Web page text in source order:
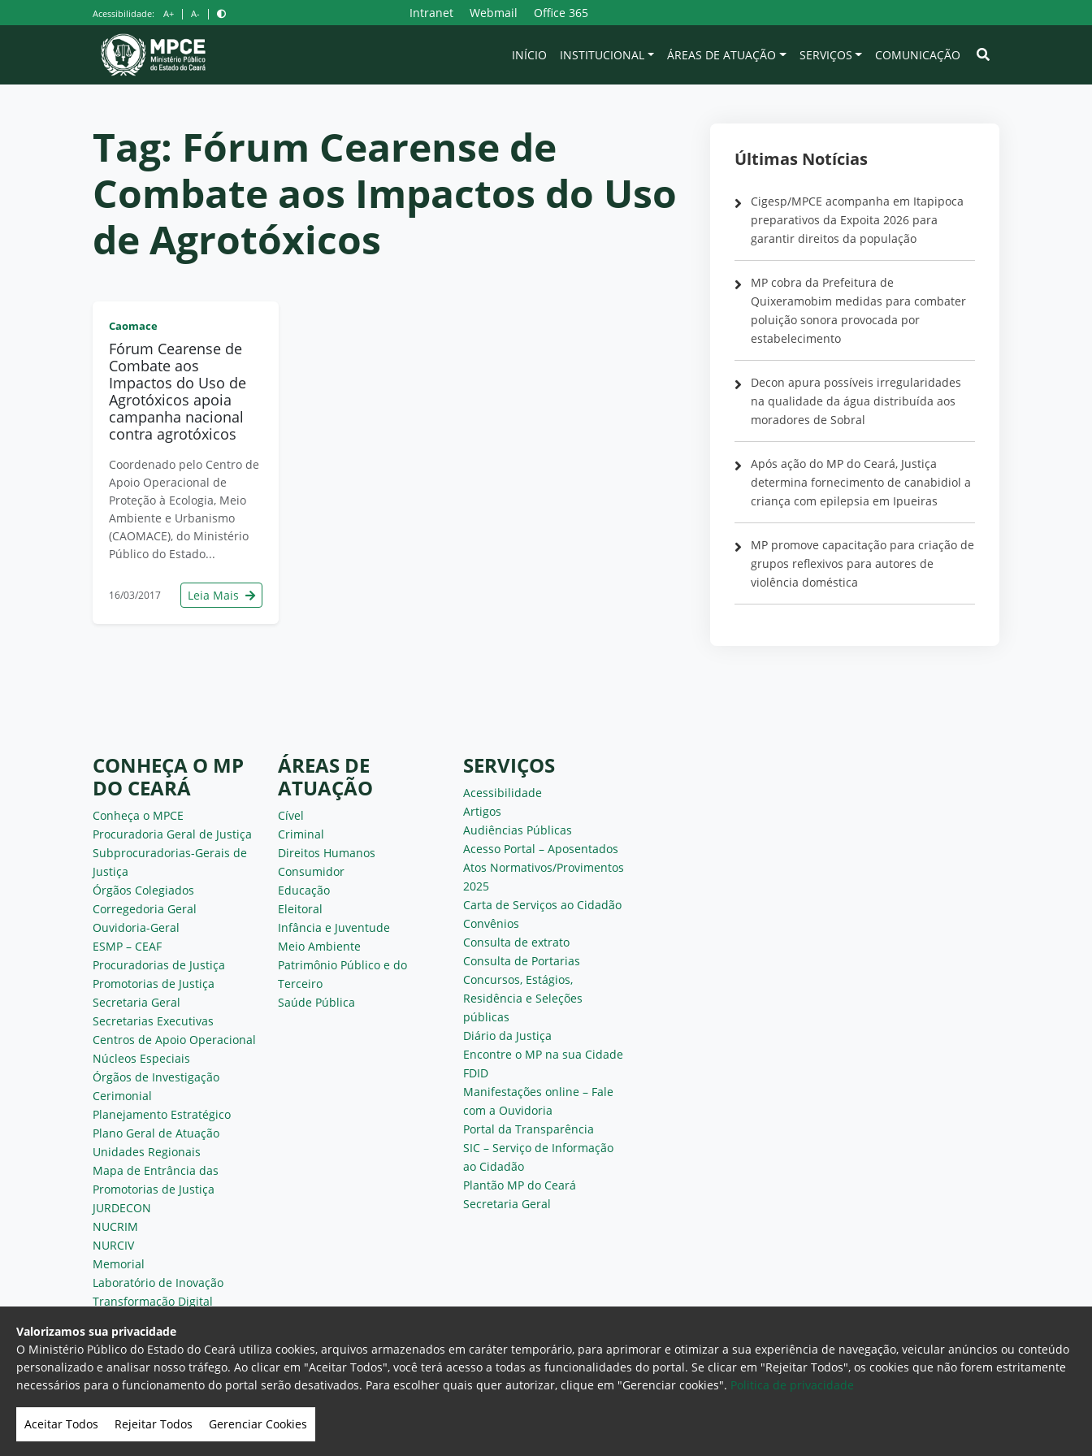
para
Acessibilidade: A+ | A- | Intranet Webmail Office 365
INÍCIO INSTITUCIONAL ÁREAS DE ATUAÇÃO SERVIÇOS COMUNICAÇÃO
Tag: Fórum Cearense de
Combate aos Impactos do Uso
de Agrotóxicos
Caomace
Fórum Cearense de
Combate aos
Impactos do Uso de
Agrotóxicos apoia
campanha nacional
contra agrotóxicos
Coordenado pelo Centro de
Apoio Operacional de
Proteção à Ecologia, Meio
Ambiente e Urbanismo
(CAOMACE), do Ministério
Público do Estado...
16/03/2017 Leia Mais
Últimas Notícias
Cigesp/MPCE acompanha em Itapipoca
preparativos da Expoita 2026 para
garantir direitos da população
MP cobra da Prefeitura de
Quixeramobim medidas para combater
poluição sonora provocada por
estabelecimento
Decon apura possíveis irregularidades
na qualidade da água distribuída aos
moradores de Sobral
Após ação do MP do Ceará, Justiça
determina fornecimento de canabidiol a
criança com epilepsia em Ipueiras
MP promove capacitação para criação de
grupos reflexivos para autores de
violência doméstica
CONHEÇA O MP
DO CEARÁ
Conheça o MPCE
Procuradoria Geral de Justiça
Subprocuradorias-Gerais de
Justiça
Órgãos Colegiados
Corregedoria Geral
Ouvidoria-Geral
ESMP – CEAF
Procuradorias de Justiça
Promotorias de Justiça
Secretaria Geral
Secretarias Executivas
Centros de Apoio Operacional
Núcleos Especiais
Órgãos de Investigação
Cerimonial
Planejamento Estratégico
Plano Geral de Atuação
Unidades Regionais
Mapa de Entrância das
Promotorias de Justiça
JURDECON
NUCRIM
NURCIV
Memorial
Laboratório de Inovação
Transformação Digital
ÁREAS DE
ATUAÇÃO
Cível
Criminal
Direitos Humanos
Consumidor
Educação
Eleitoral
Infância e Juventude
Meio Ambiente
Patrimônio Público e do
Terceiro
Saúde Pública
SERVIÇOS
Acessibilidade
Artigos
Audiências Públicas
Acesso Portal – Aposentados
Atos Normativos/Provimentos
2025
Carta de Serviços ao Cidadão
Convênios
Consulta de extrato
Consulta de Portarias
Concursos, Estágios,
Residência e Seleções
públicas
Diário da Justiça
Encontre o MP na sua Cidade
FDID
Manifestações online – Fale
com a Ouvidoria
Portal da Transparência
SIC – Serviço de Informação
ao Cidadão
Plantão MP do Ceará
Secretaria Geral
Ministério Público do Estado do Ceará Procuradoria Geral de Justiça
Av. Gen. Afonso Albuquerque Lima, 130 - Cambeba - CEP: 60.822-325
- Fortaleza, Ceará. Brasil
Valorizamos sua privacidade
O Ministério Público do Estado do Ceará utiliza cookies, arquivos armazenados em caráter temporário, para aprimorar e otimizar a sua experiência de navegação, veicular anúncios ou conteúdo
personalizado e analisar nosso tráfego. Ao clicar em "Aceitar Todos", você terá acesso a todas as funcionalidades do portal. Se clicar em "Rejeitar Todos", os cookies que não forem estritamente
necessários para o funcionamento do portal serão desativados. Para escolher quais quer autorizar, clique em "Gerenciar cookies". Politica de privacidade
Aceitar Todos Rejeitar Todos Gerenciar Cookies